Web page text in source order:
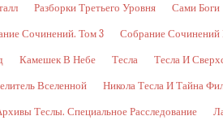
Разборки Третьего Уровня Сами Боги
Сочинений. Том 3 Собрание Сочинений
Камешек В Небе Тесла Тесла И
Вселенной Никола Тесла И Тайна
Теслы. Специальное Расследование